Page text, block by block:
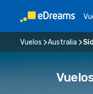
Vuelos Australia